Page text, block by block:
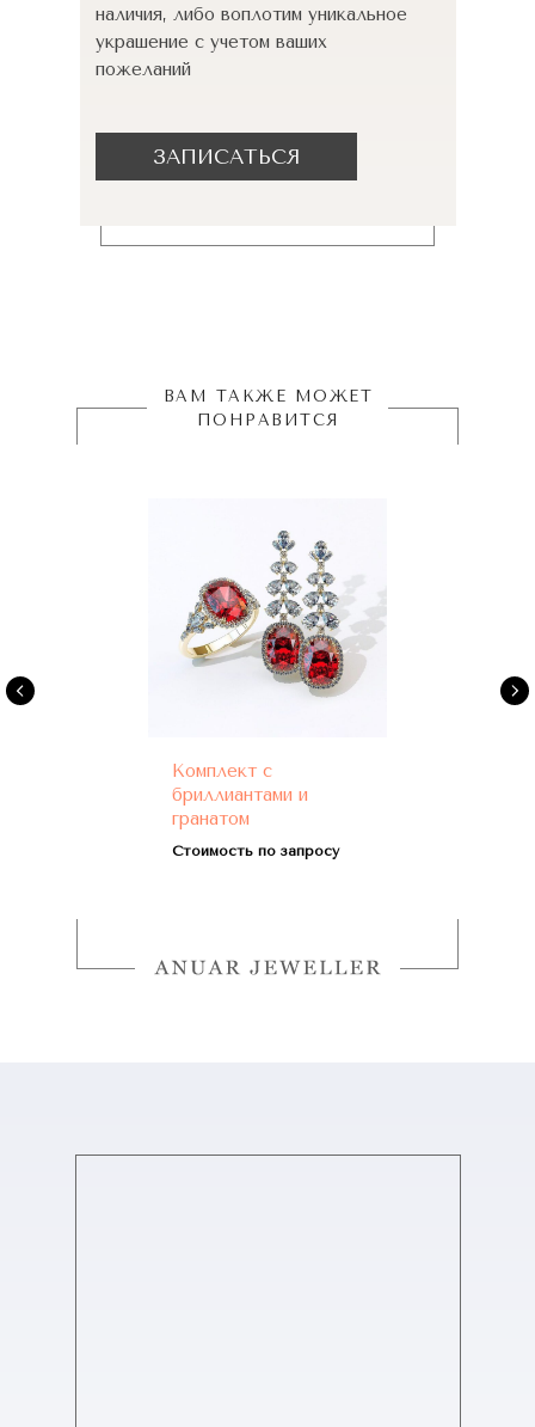
наличия, либо воплотим уникальное
украшение с учетом ваших
пожеланий
ЗАПИСАТЬСЯ
ВАМ ТАКЖЕ МОЖЕТ
ПОНРАВИТСЯ
Комплект с
бриллиантами и
гранатом
Стоимость по запросу